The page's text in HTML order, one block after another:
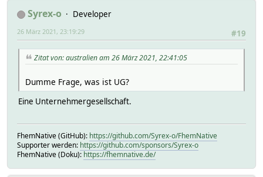
Syrex-o
Developer
#19
26 März 2021, 23:19:29
Zitat von: australien am 26 März 2021, 22:41:05
Dumme Frage, was ist UG?
Eine Unternehmergesellschaft.
FhemNative (GitHub): https://github.com/Syrex-o/FhemNative
Supporter werden: https://github.com/sponsors/Syrex-o
FhemNative (Doku): https://fhemnative.de/